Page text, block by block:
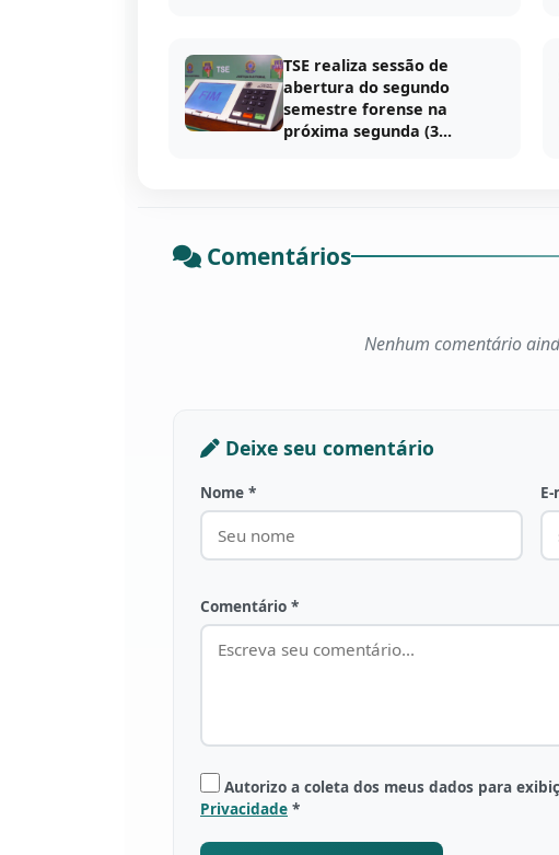
TSE realiza sessão de
abertura do segundo
semestre forense na
próxima segunda (3...
Comentários
Nenhum comentário
Deixe seu comentário
Nome *
Comentário *
Autorizo a coleta dos meus dados para
Privacidade *